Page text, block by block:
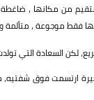
من مكانها ،
فقط موجوعة ،
لكن السعادة التي
ارتسمت فوق